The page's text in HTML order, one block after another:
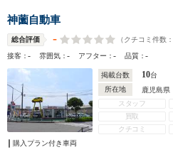
神薗自動車
総合評価 - （クチコミ件数：
接客：- 雰囲気：- アフター：- 品質：-
掲載台数 10台
所在地
鹿児島県
スタッフ
買取
クチコミ
購入プラン付き車両